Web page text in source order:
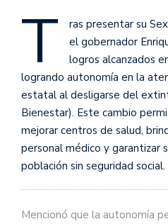
T
ras presentar su
el gobernador
logros alcanzados
logrando autonomía en la
estatal al desligarse del
Bienestar). Este cambio
mejorar centros de salud,
personal médico y garantizar
población sin seguridad social.
Mencionó que la autonomía